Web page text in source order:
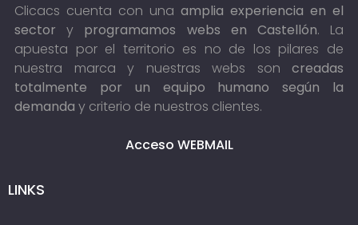
Clicacs cuenta con una amplia experiencia en el
sector y programamos webs en Castellón. La
apuesta por el territorio es no de los pilares de
nuestra marca y nuestras webs son creadas
totalmente por un equipo humano según la
demanda y criterio de nuestros clientes.
Acceso WEBMAIL
LINKS